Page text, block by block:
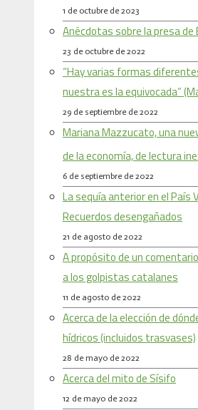
1 de octubre de 2023
Anécdotas sobre la presa de
23 de octubre de 2022
“Hay varias formas
nuestra es la equivocada”
29 de septiembre de 2022
Mariana Mazzucato, una
de la economía, de lectura
6 de septiembre de 2022
La sequía anterior en el
Recuerdos desengañados
21 de agosto de 2022
A propósito de un
a los golpistas catalanes
11 de agosto de 2022
Acerca de la elección de
hídricos (incluidos trasvases)
28 de mayo de 2022
Acerca del mito de Sísifo
12 de mayo de 2022